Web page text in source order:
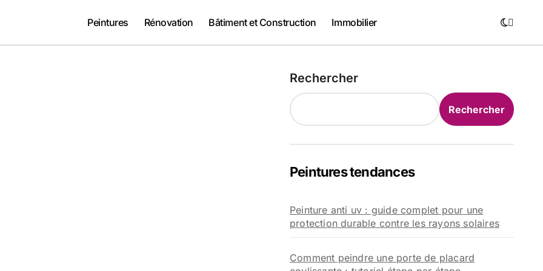
Peintures Rénovation Bâtiment et Construction Immobilier
Rechercher
Rechercher
Peintures tendances
Peinture anti uv : guide complet pour une
protection durable contre les rayons solaires
Comment peindre une porte de placard